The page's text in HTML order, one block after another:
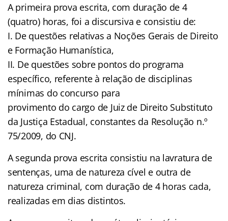
A primeira prova escrita, com duração de 4
(quatro) horas, foi a discursiva e consistiu de:
I. De questões relativas a Noções Gerais de Direito
e Formação Humanística,
II. De questões sobre pontos do programa
específico, referente à relação de disciplinas
mínimas do concurso para
provimento do cargo de Juiz de Direito Substituto
da Justiça Estadual, constantes da Resolução n.º
75/2009, do CNJ.
A segunda prova escrita consistiu na lavratura de
sentenças, uma de natureza cível e outra de
natureza criminal, com duração de 4 horas cada,
realizadas em dias distintos.